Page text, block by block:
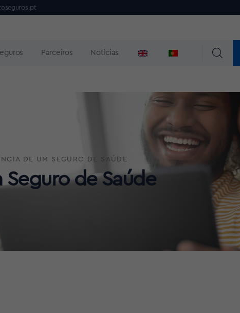
Parceiros Notícias
DE UM SEGURO DE SAÚDE
de Saúde